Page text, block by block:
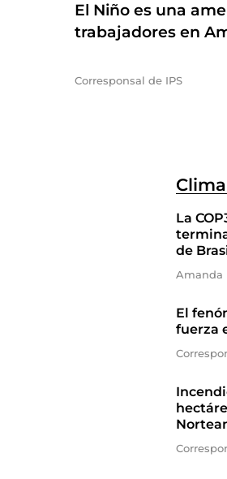
El Niño es una
trabajadores en
Corresponsal de IPS
Clima
La
de
Amanda
El
fuerza